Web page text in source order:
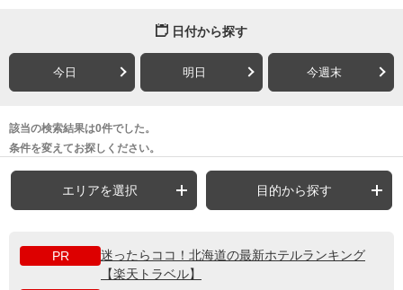
日付から探す
今日 明日 今週末
該当の検索結果は0件でした。
条件を変えてお探しください。
エリアを選択 目的から探す
PR
迷ったらココ！北海道の最新ホテルランキング
【楽天トラベル】